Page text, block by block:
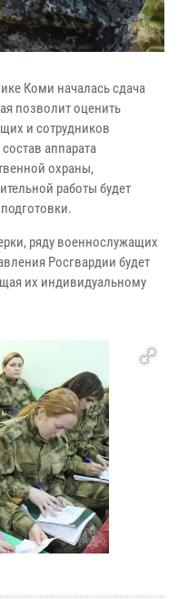
Коми началась сдача
позволит оценить
и сотрудников
аппарата
охраны,
работы будет
ряду военнослужащих
Росгвардии будет
их индивидуальному